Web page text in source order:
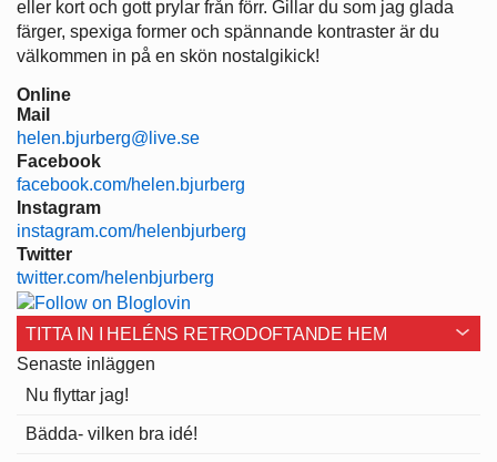
eller kort och gott prylar från förr. Gillar du som jag glada
färger, spexiga former och spännande kontraster är du
välkommen in på en skön nostalgikick!
Online
Mail
helen.bjurberg@live.se
Facebook
facebook.com/helen.bjurberg
Instagram
instagram.com/helenbjurberg
Twitter
twitter.com/helenbjurberg
TITTA IN I HELÉNS RETRODOFTANDE HEM
Senaste inläggen
Nu flyttar jag!
Bädda- vilken bra idé!